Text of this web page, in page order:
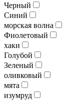
Черный
Синий
морская волна
Фиолетовый
хаки
Голубой
Зеленый
оливковый
мята
изумруд